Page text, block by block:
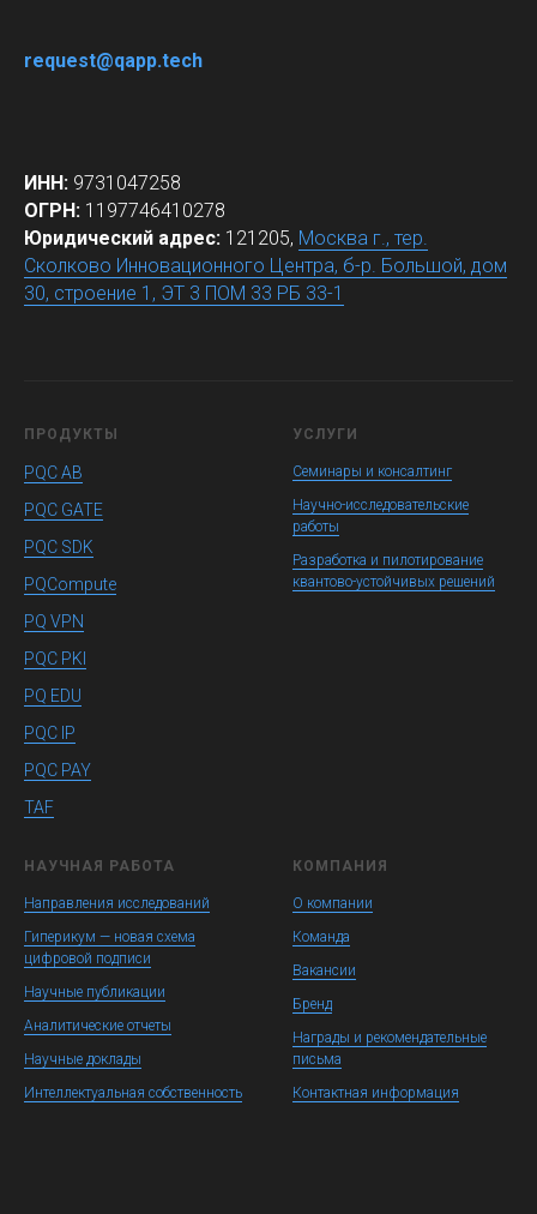
request@qapp.tech
ИНН: 9731047258
ОГРН: 1197746410278
Юридический адрес: 121205, Москва г., тер.
Сколково Инновационного Центра, б-р. Большой, дом
30, строение 1, ЭТ 3 ПОМ 33 РБ 33-1
ПРОДУКТЫ
PQC AB
PQC GATE
PQC SDK
PQCompute
PQ VPN
PQC PKI
PQ EDU
PQC IP
PQC PAY
TAF
УСЛУГИ
Семинары и консалтинг
Научно-исследовательские
работы
Разработка и пилотирование
квантово-устойчивых решений
НАУЧНАЯ РАБОТА
Направления исследований
Гиперикум — новая схема
цифровой подписи
Научные публикации
Аналитические отчеты
Научные доклады
Интеллектуальная собственность
КОМПАНИЯ
О компании
Команда
Вакансии
Бренд
Награды и рекомендательные
письма
Контактная информация